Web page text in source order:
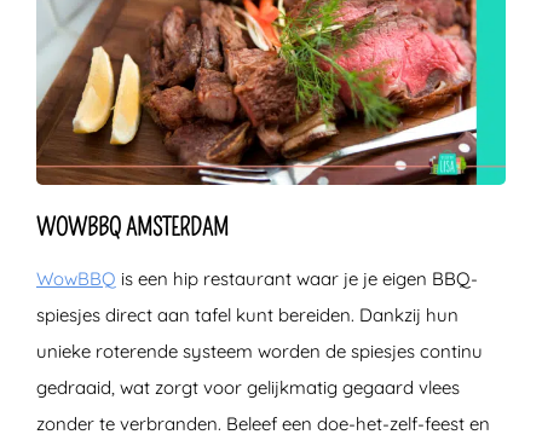
WOWBBQ AMSTERDAM
WowBBQ is een hip restaurant waar je je eigen BBQ-
spiesjes direct aan tafel kunt bereiden. Dankzij hun
unieke roterende systeem worden de spiesjes continu
gedraaid, wat zorgt voor gelijkmatig gegaard vlees
zonder te verbranden. Beleef een doe-het-zelf-feest en